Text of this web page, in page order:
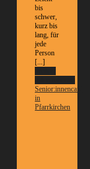
bis
schwer,
kurz bis
lang, für
jede
Person
[...]
Senior:innencafé
in
Pfarrkirchen